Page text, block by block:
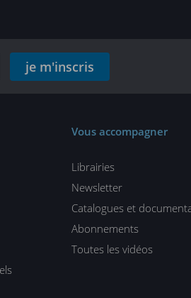
je m'inscris
Vous accompagner
Librairies
Newsletter
Catalogues et
Abonnements
Toutes les vidéos